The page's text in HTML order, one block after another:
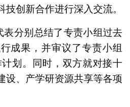
创新合作进行深入交流。
表分别总结了专责小组过去
成果，并审议了专责小组
划。同时，双方就对接十
设、产学研资源共享等各项